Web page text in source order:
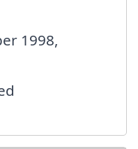
1998,